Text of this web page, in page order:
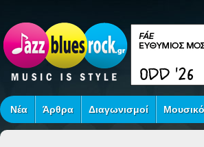
Νέα Άρθρα Διαγωνισμοί